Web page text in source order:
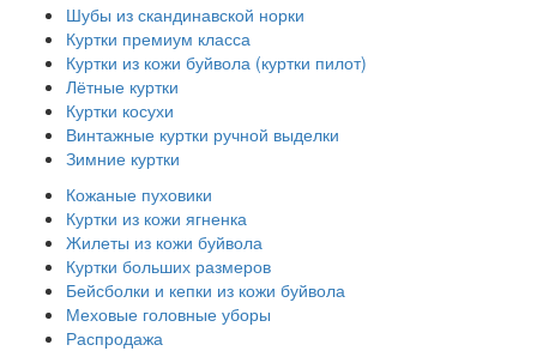
Шубы из скандинавской норки
Куртки премиум класса
Куртки из кожи буйвола (куртки пилот)
Лётные куртки
Куртки косухи
Винтажные куртки ручной выделки
Зимние куртки
Кожаные пуховики
Куртки из кожи ягненка
Жилеты из кожи буйвола
Куртки больших размеров
Бейсболки и кепки из кожи буйвола
Меховые головные уборы
Распродажа